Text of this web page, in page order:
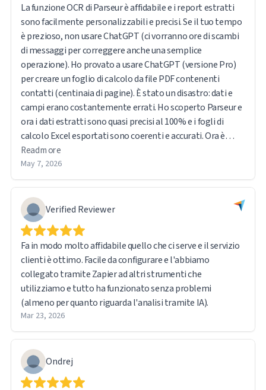
La funzione OCR di Parseur è affidabile e i report estratti
sono facilmente personalizzabili e precisi. Se il tuo tempo
è prezioso, non usare ChatGPT (ci vorranno ore di scambi
di messaggi per correggere anche una semplice
operazione). Ho provato a usare ChatGPT (versione Pro)
per creare un foglio di calcolo da file PDF contenenti
contatti (centinaia di pagine). È stato un disastro: dati e
campi erano costantemente errati. Ho scoperto Parseur e
ora i dati estratti sono quasi precisi al 100% e i fogli di
calcolo Excel esportati sono coerenti e accurati. Ora è
semplicissimo (e preciso) caricare i dati nel mio CRM.
Read more
May 7, 2026
Verified Reviewer
Fa in modo molto affidabile quello che ci serve e il servizio
clienti è ottimo. Facile da configurare e l'abbiamo
collegato tramite Zapier ad altri strumenti che
utilizziamo e tutto ha funzionato senza problemi
(almeno per quanto riguarda l'analisi tramite IA).
Mar 23, 2026
Ondrej